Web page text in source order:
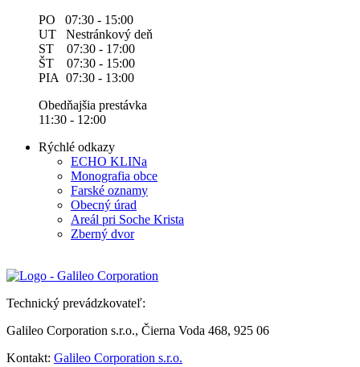
PO 07:30 - 15:00
UT Nestránkový deň
ST 07:30 - 17:00
ŠT 07:30 - 15:00
PIA 07:30 - 13:00
Obedňajšia prestávka
11:30 - 12:00
Rýchlé odkazy
ECHO KLINa
Monografia obce
Farské oznamy
Obecný úrad
Areál pri Soche Krista
Zberný dvor
Technický prevádzkovateľ:
Galileo Corporation s.r.o., Čierna Voda 468, 925 06
Kontakt: Galileo Corporation s.r.o.